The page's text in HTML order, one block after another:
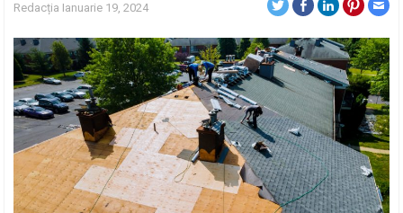
Redacția Ianuarie 19, 2024